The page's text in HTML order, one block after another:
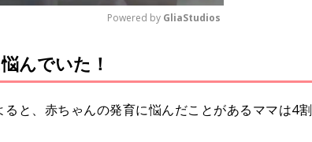
u
t
Powered by GliaStudios
んでいた！
と、赤ちゃんの発育に悩んだことがあるママは4割